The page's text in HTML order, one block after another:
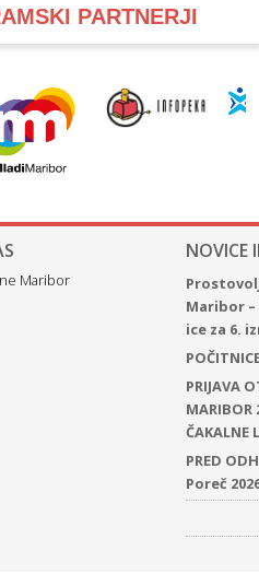
PARTNERJI
Maribor
NOVICE
Maribor
ice za 6.
PRIJAVA
MARIBOR
ČAKALNE
PRED
Poreč